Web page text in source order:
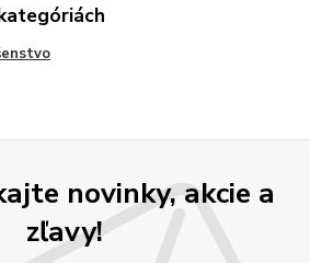
novinky, akcie a
zľavy!